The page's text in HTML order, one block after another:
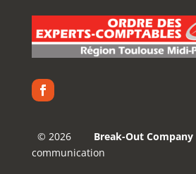
© 2026 Break-Out Company
communication